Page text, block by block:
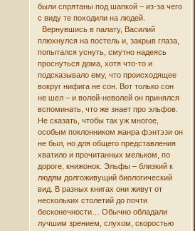
были спрятаны под шапкой – из-за чего
с виду те походили на людей.
Вернувшись в палату, Василий
плюхнулся на постель и, закрыв глаза,
попытался уснуть, смутно надеясь
проснуться дома, хотя что-то и
подсказывало ему, что происходящее
вокруг нифига не сон. Вот только сон
не шел – и волей-неволей он принялся
вспоминать, что же знает про эльфов.
Не сказать, чтобы так уж многое,
особым поклонником жанра фэнтэзи он
не был, но для общего представления
хватило и прочитанных мельком, по
дороге, книжонок. Эльфы – близкий к
людям долгоживущий биологический
вид. В разных книгах они живут от
нескольких столетий до почти
бесконечности… Обычно обладали
лучшим зрением, слухом, скоростью